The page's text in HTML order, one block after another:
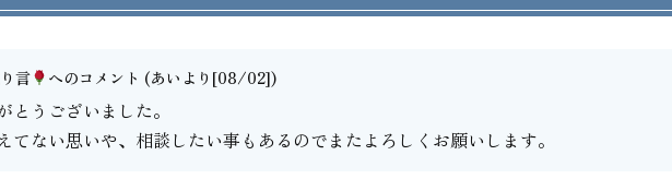
言 へのコメント (あいより[08/02])
とうございました。
てない思いや、相談したい事もあるのでまたよろしくお願いします。